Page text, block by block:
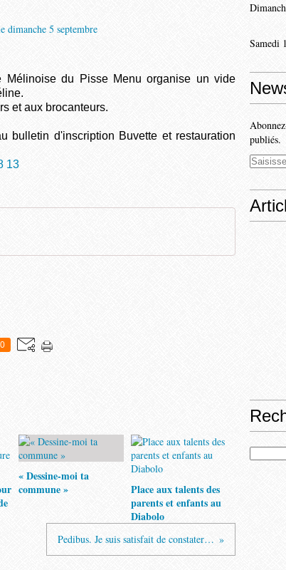
Mélinoise du Pisse Menu organise un vide
et aux brocanteurs.
bulletin d'inscription Buvette et restauration
13
0
« Dessine-moi ta
commune »
Place aux talents des
parents et enfants au
Diabolo
Pedibus. Je suis satisfait de constater…
Samedi
publiés.